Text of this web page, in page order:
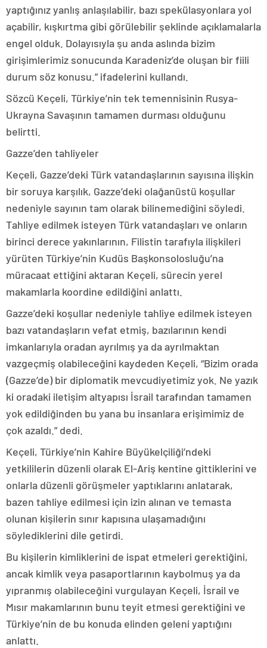
yaptığınız yanlış anlaşılabilir, bazı spekülasyonlara yol
açabilir, kışkırtma gibi görülebilir şeklinde açıklamalarla
engel olduk. Dolayısıyla şu anda aslında bizim
girişimlerimiz sonucunda Karadeniz’de oluşan bir fiili
durum söz konusu.” ifadelerini kullandı.
Sözcü Keçeli, Türkiye’nin tek temennisinin Rusya-
Ukrayna Savaşının tamamen durması olduğunu
belirtti.
Gazze’den tahliyeler
Keçeli, Gazze’deki Türk vatandaşlarının sayısına ilişkin
bir soruya karşılık, Gazze’deki olağanüstü koşullar
nedeniyle sayının tam olarak bilinemediğini söyledi.
Tahliye edilmek isteyen Türk vatandaşları ve onların
birinci derece yakınlarının, Filistin tarafıyla ilişkileri
yürüten Türkiye’nin Kudüs Başkonsolosluğu’na
müracaat ettiğini aktaran Keçeli, sürecin yerel
makamlarla koordine edildiğini anlattı.
Gazze’deki koşullar nedeniyle tahliye edilmek isteyen
bazı vatandaşların vefat etmiş, bazılarının kendi
imkanlarıyla oradan ayrılmış ya da ayrılmaktan
vazgeçmiş olabileceğini kaydeden Keçeli, “Bizim orada
(Gazze’de) bir diplomatik mevcudiyetimiz yok. Ne yazık
ki oradaki iletişim altyapısı İsrail tarafından tamamen
yok edildiğinden bu yana bu insanlara erişimimiz de
çok azaldı.” dedi.
Keçeli, Türkiye’nin Kahire Büyükelçiliği’ndeki
yetkililerin düzenli olarak El-Ariş kentine gittiklerini ve
onlarla düzenli görüşmeler yaptıklarını anlatarak,
bazen tahliye edilmesi için izin alınan ve temasta
olunan kişilerin sınır kapısına ulaşamadığını
söylediklerini dile getirdi.
Bu kişilerin kimliklerini de ispat etmeleri gerektiğini,
ancak kimlik veya pasaportlarının kaybolmuş ya da
yıpranmış olabileceğini vurgulayan Keçeli, İsrail ve
Mısır makamlarının bunu teyit etmesi gerektiğini ve
Türkiye’nin de bu konuda elinden geleni yaptığını
anlattı.